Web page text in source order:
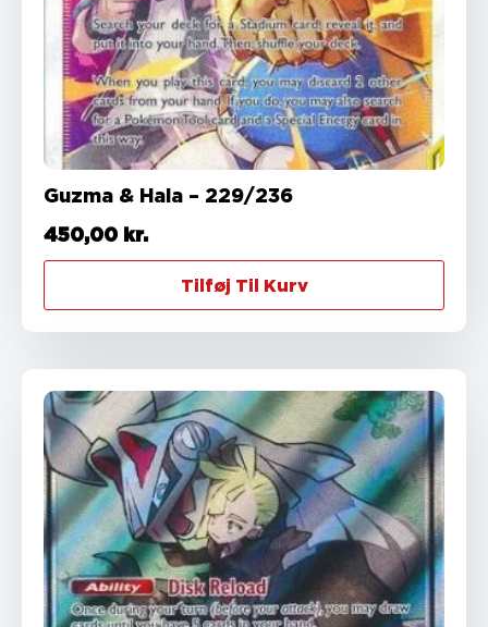
Guzma & Hala – 229/236
450,00 kr.
Tilføj Til Kurv